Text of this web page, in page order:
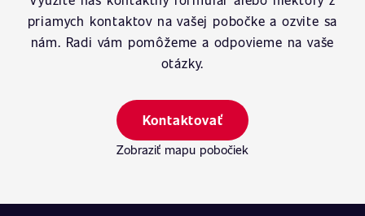
priamych kontaktov na vašej pobočke a ozvite sa
nám. Radi vám pomôžeme a odpovieme na vaše
otázky.
Kontaktovať
Zobraziť mapu pobočiek